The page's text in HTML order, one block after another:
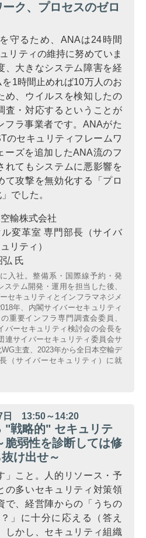
ク、プロセスのゼロ
守るため、ANAは24時間
リティの維持に努めていま
、大きなシステム障害を経
1時間止めれば10万人のお
め、ウイルスを検知したの
査・対応するということが
フラ事業者です。ANAがた
のセキュリティフレームワ
ーズを追加したANA流のフ
れてもシステムに悪影響を
て攻撃を無効化する「プロ
でした。
輸株式会社
ル変革室 専門部長（サイバ
リティ）
弘 氏
入社。整備系・国際線予約・発
テム開発・運用を担当した後、
セキュリティとインフラマネジメ
年、内閣サイバーセキュリティ
重要インフラ専門調査会委員、
バーセキュリティ検討会の会長を
連サイバーセキュリティ委員会サ
主査、2023年から全日本空輸デ
（サイバーセキュリティ）に就
日 13:50～14:20
"戦略的" セキュリテ
脆弱性を診断しては修
け出せ～
」こと。人的リソース・予
の多いセキュリティ対策領
で、経営陣からの「うちの
」に十分に応える（答え
しかし、セキュリティ組織